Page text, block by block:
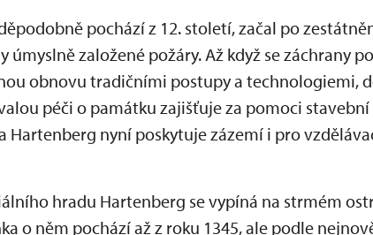
pochází z 12. století, začal po
úmyslně založené požáry. Až když se záchrany
obnovu tradičními postupy a technologiemi,
péči o památku zajišťuje za pomoci
Hartenberg nyní poskytuje zázemí i pro
hradu Hartenberg se vypíná na strmém
o něm pochází až z roku 1345, ale podle